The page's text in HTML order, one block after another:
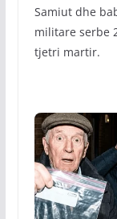
Samiut dhe
militare serbe
tjetri martir.